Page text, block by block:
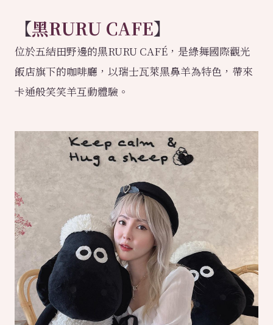
【黑RURU CAFE】
位於五結田野邊的黑RURU CAFÉ，是綠舞國際觀光
飯店旗下的咖啡廳，以瑞士瓦萊黑鼻羊為特色，帶來
卡通般笑笑羊互動體驗。